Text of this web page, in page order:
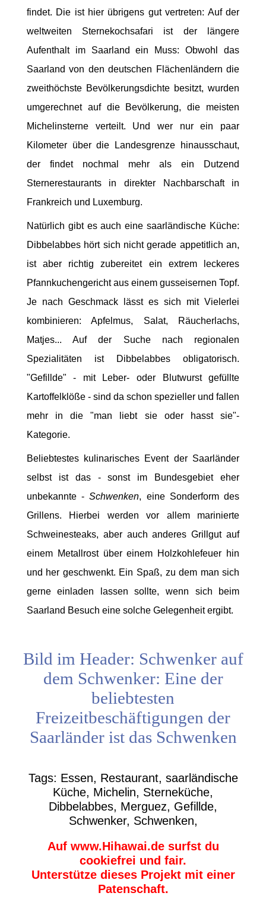
findet. Die ist hier übrigens gut vertreten: Auf der
weltweiten Sternekochsafari ist der längere
Aufenthalt im Saarland ein Muss: Obwohl das
Saarland von den deutschen Flächenländern die
zweithöchste Bevölkerungsdichte besitzt, wurden
umgerechnet auf die Bevölkerung, die meisten
Michelinsterne verteilt. Und wer nur ein paar
Kilometer über die Landesgrenze hinausschaut,
der findet nochmal mehr als ein Dutzend
Sternerestaurants in direkter Nachbarschaft in
Frankreich und Luxemburg.
Natürlich gibt es auch eine saarländische Küche:
Dibbelabbes hört sich nicht gerade appetitlich an,
ist aber richtig zubereitet ein extrem leckeres
Pfannkuchengericht aus einem gusseisernen Topf.
Je nach Geschmack lässt es sich mit Vielerlei
kombinieren: Apfelmus, Salat, Räucherlachs,
Matjes... Auf der Suche nach regionalen
Spezialitäten ist Dibbelabbes obligatorisch.
"Gefillde" - mit Leber- oder Blutwurst gefüllte
Kartoffelklöße - sind da schon spezieller und fallen
mehr in die "man liebt sie oder hasst sie"-
Kategorie.
Beliebtestes kulinarisches Event der Saarländer
selbst ist das - sonst im Bundesgebiet eher
unbekannte -Schwenken, eine Sonderform des
Grillens. Hierbei werden vor allem marinierte
Schweinesteaks, aber auch anderes Grillgut auf
einem Metallrost über einem Holzkohlefeuer hin
und her geschwenkt. Ein Spaß, zu dem man sich
gerne einladen lassen sollte, wenn sich beim
Saarland Besuch eine solche Gelegenheit ergibt.
Bild im Header: Schwenker auf
dem Schwenker: Eine der
beliebtesten
Freizeitbeschäftigungen der
Saarländer ist das Schwenken
Tags: Essen, Restaurant, saarländische
Küche, Michelin, Sterneküche,
Dibbelabbes, Merguez, Gefillde,
Schwenker, Schwenken,
Auf www.Hihawai.de surfst du
cookiefrei und fair.
Unterstütze dieses Projekt mit einer
Patenschaft.